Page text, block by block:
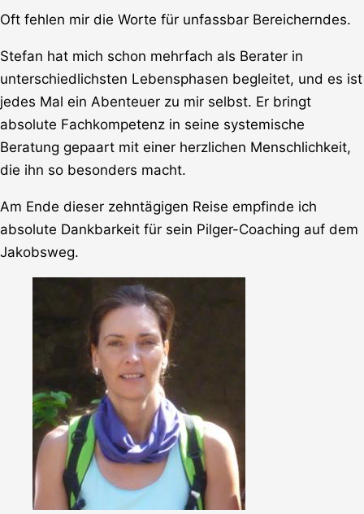
Oft fehlen mir die Worte für unfassbar Bereicherndes.
Stefan hat mich schon mehrfach als Berater in
unterschiedlichsten Lebensphasen begleitet, und es ist
jedes Mal ein Abenteuer zu mir selbst. Er bringt
absolute Fachkompetenz in seine systemische
Beratung gepaart mit einer herzlichen Menschlichkeit,
die ihn so besonders macht.
Am Ende dieser zehntägigen Reise empfinde ich
absolute Dankbarkeit für sein Pilger-Coaching auf dem
Jakobsweg.